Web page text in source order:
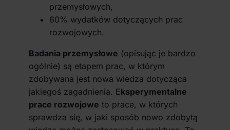
przemysłowych,
60% wydatków dotyczących prac
rozwojowych.
Badania przemysłowe (opisując je bardzo
ogólnie) są etapem prac, w którym
zdobywana jest nowa wiedza dotycząca
jakiegoś zagadnienia. Eksperymentalne
prace rozwojowe to prace, w których
sprawdza się, w jaki sposób nowo zdobytą